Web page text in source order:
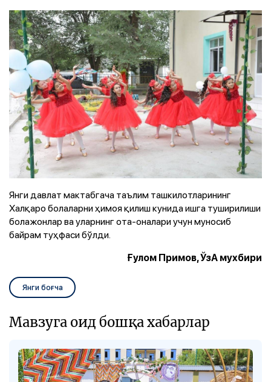
Янги давлат мактабгача таълим ташкилотларининг
Халқаро болаларни ҳимоя қилиш кунида ишга туширилиши
болажонлар ва уларнинг ота-оналари учун муносиб
байрам туҳфаси бўлди.
Ғулом Примов, ЎзА мухбири
Янги боғча
Мавзуга оид бошқа хабарлар